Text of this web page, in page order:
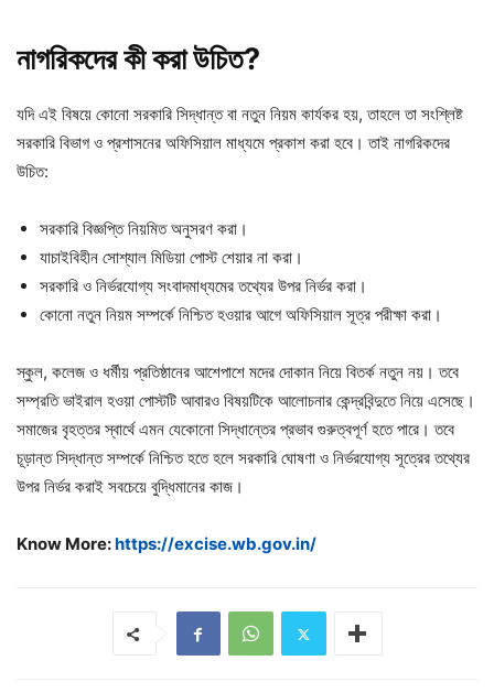
নাগরিকদেরকীকরাউচিত?
যদি এই বিষয়ে কোনো সরকারি সিদ্ধান্ত বা নতুন নিয়ম কার্যকর হয়, তাহলে তা সংশ্লিষ্ট
সরকারি বিভাগ ও প্রশাসনের অফিসিয়াল মাধ্যমে প্রকাশ করা হবে। তাই নাগরিকদের
উচিত:
সরকারি বিজ্ঞপ্তি নিয়মিত অনুসরণ করা।
যাচাইবিহীন সোশ্যাল মিডিয়া পোস্ট শেয়ার না করা।
সরকারি ও নির্ভরযোগ্য সংবাদমাধ্যমের তথ্যের উপর নির্ভর করা।
কোনো নতুন নিয়ম সম্পর্কে নিশ্চিত হওয়ার আগে অফিসিয়াল সূত্র পরীক্ষা করা।
স্কুল, কলেজ ও ধর্মীয় প্রতিষ্ঠানের আশেপাশে মদের দোকান নিয়ে বিতর্ক নতুন নয়। তবে
সম্প্রতি ভাইরাল হওয়া পোস্টটি আবারও বিষয়টিকে আলোচনার কেন্দ্রবিন্দুতে নিয়ে এসেছে।
সমাজের বৃহত্তর স্বার্থে এমন যেকোনো সিদ্ধান্তের প্রভাব গুরুত্বপূর্ণ হতে পারে। তবে
চূড়ান্ত সিদ্ধান্ত সম্পর্কে নিশ্চিত হতে হলে সরকারি ঘোষণা ও নির্ভরযোগ্য সূত্রের তথ্যের
উপর নির্ভর করাই সবচেয়ে বুদ্ধিমানের কাজ।
Know More:https://excise.wb.gov.in/